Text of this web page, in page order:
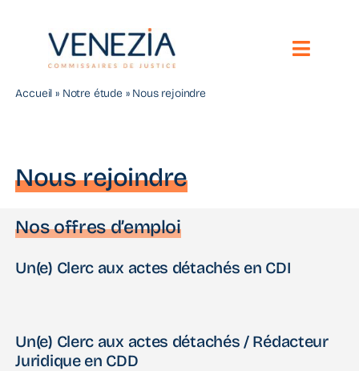
Toggle
Toute l’actualité
Accueil » Notre étude » Nous rejoindre
Nous rejoindre
Nos offres d’emploi
Un(e) Clerc aux actes détachés en CDI
Un(e) Clerc aux actes détachés / Rédacteur
Juridique en CDD